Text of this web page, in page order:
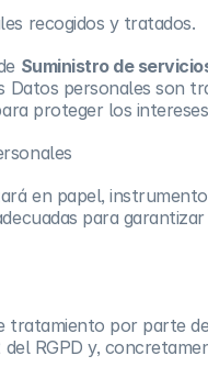
recogidos y tratados.
Suministro de
Datos personales
proteger los
en papel,
para
por parte
RGPD y,